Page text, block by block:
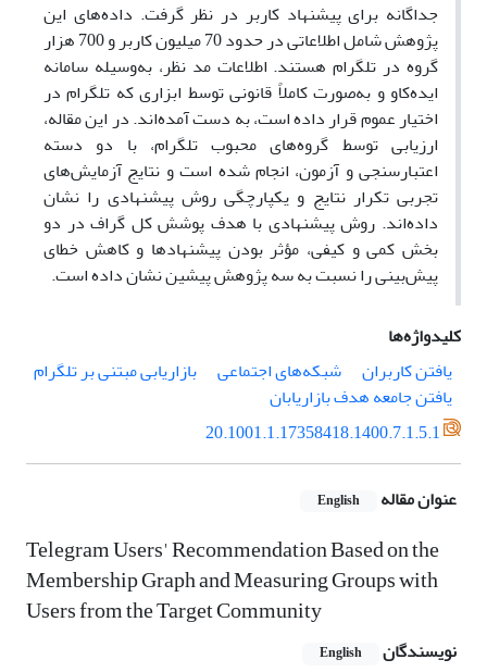
جداگانه برای پیشنهاد کاربر در نظر گرفت. داده‌های این
پژوهش شامل اطلاعاتی در حدود ‌70 میلیون کاربر و 700 هزار
‌گروه در تلگرام هستند. اطلاعات مد نظر، به‌وسیله سامانه
ایده‌کاو و به‌صورت کاملاً قانونی توسط ابزاری که تلگرام در
اختیار عموم قرار داده است، به ‌دست ‌آمده‌اند. در این مقاله،
ارزیابی توسط گروه‌های محبوب تلگرام، با دو دسته
اعتبارسنجی و آزمون، انجام شده است و نتایج آزمایش‌های
تجربی تکرار نتایج و یکپارچگی روش پیشنهادی را نشان
داده‌اند. روش پیشنهادی با هدف پوشش کل گراف در دو
بخش کمی و کیفی، مؤثر بودن پیشنهادها و کاهش خطای
پیش‌بینی را نسبت به سه پژوهش پیشین نشان داده است.
کلیدواژه‌ها
یافتن کاربران
شبکه‌های اجتماعی
بازاریابی مبتنی بر تلگرام
یافتن جامعه هدف بازاریابان
20.1001.1.17358418.1400.7.1.5.1
عنوان مقاله English
Telegram Users' Recommendation Based on the
Membership Graph and Measuring Groups with
Users from the Target Community
نویسندگان English